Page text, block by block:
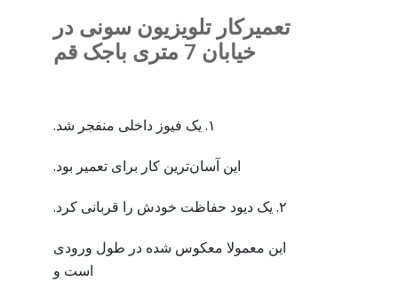
تعمیرکار تلویزیون سونی در
خیابان 7 متری باجک قم
۱. یک فیوز داخلی منفجر شد.
این آسان‌ترین کار برای تعمیر بود.
۲. یک دیود حفاظت خودش را قربانی کرد.
این معمولا معکوس شده در طول ورودی
است و